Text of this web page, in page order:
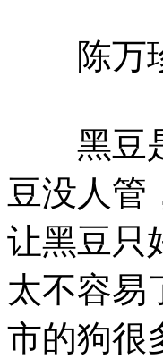
陈万
黑豆是
豆没人管
让黑豆只
太不容易
市的狗很